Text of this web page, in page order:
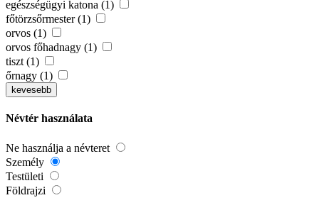
egészségügyi katona (1)
főtörzsőrmester (1)
orvos (1)
orvos főhadnagy (1)
tiszt (1)
őrnagy (1)
kevesebb
Névtér használata
Ne használja a névteret
Személy
Testületi
Földrajzi